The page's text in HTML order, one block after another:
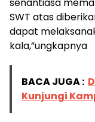
SWT atas
dapat
kala,”ungkapnya
BACA JUGA :
Kunjungi